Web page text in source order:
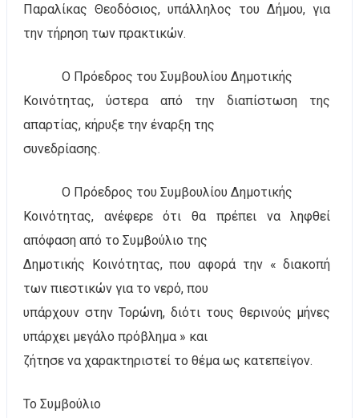
Παραλίκας Θεοδόσιος, υπάλληλος του Δήμου, για
την τήρηση των πρακτικών.
Ο Πρόεδρος του Συμβουλίου Δημοτικής
Κοινότητας, ύστερα από την διαπίστωση της
απαρτίας, κήρυξε την έναρξη της
συνεδρίασης.
Ο Πρόεδρος του Συμβουλίου Δημοτικής
Κοινότητας, ανέφερε ότι θα πρέπει να ληφθεί
απόφαση από το Συμβούλιο της
Δημοτικής Κοινότητας, που αφορά την « διακοπή
των πιεστικών για το νερό, που
υπάρχουν στην Τορώνη, διότι τους θερινούς μήνες
υπάρχει μεγάλο πρόβλημα » και
ζήτησε να χαρακτηριστεί το θέμα ως κατεπείγον.
Το Συμβούλιο